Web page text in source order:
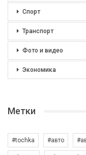
Спорт
Транспорт
Фото и видео
Экономика
Метки
#tochka #авто